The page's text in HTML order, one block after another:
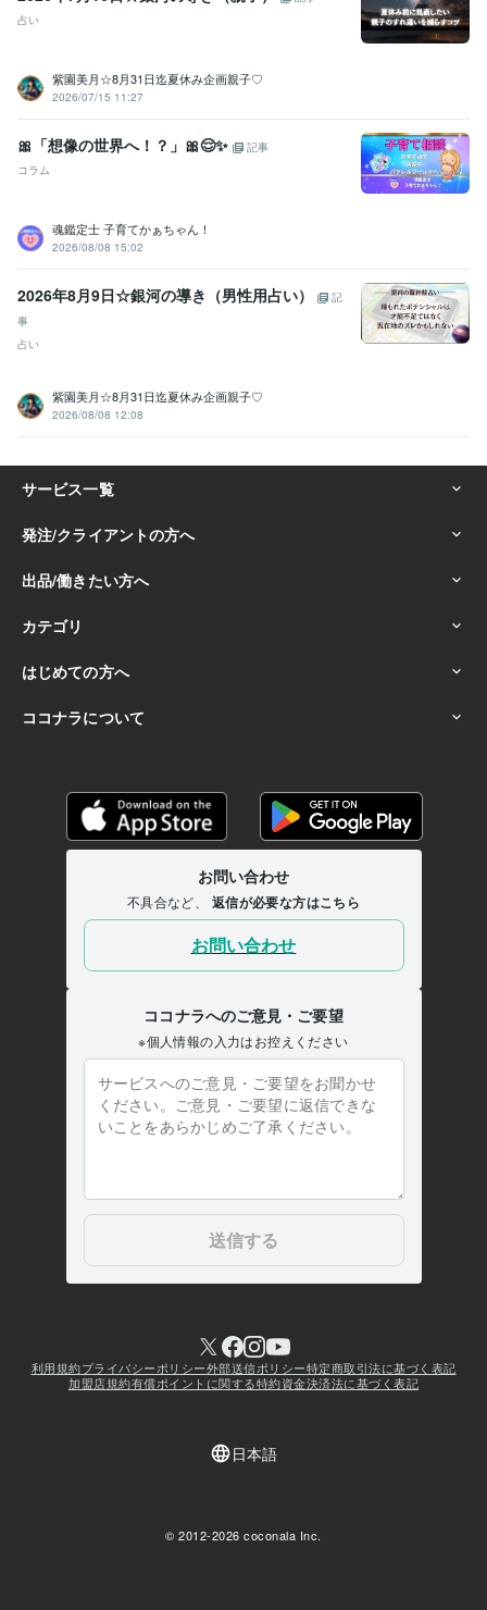
富山県立雄峰高等学校大沢野分校 1994年3月 ~ 1998年2月
占い
紫園美月☆8月31日迄夏休み企画親子♡
2026/07/15 11:27
🎀「想像の世界へ！？」🎀😌✨️
記事
コラム
魂鑑定士 子育てかぁちゃん！
2026/08/08 15:02
2026年8月9日☆銀河の導き（男性用占い）
記
事
占い
紫園美月☆8月31日迄夏休み企画親子♡
2026/08/08 12:08